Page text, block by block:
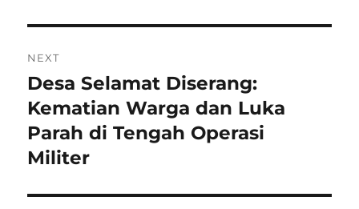
NEXT
Next
post:
Desa Selamat Diserang:
Kematian Warga dan Luka
Parah di Tengah Operasi
Militer